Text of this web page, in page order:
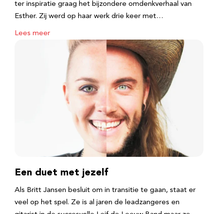
ter inspiratie graag het bijzondere omdenkverhaal van
Esther. Zij werd op haar werk drie keer met…
Lees meer
Een duet met jezelf
Als Britt Jansen besluit om in transitie te gaan, staat er
veel op het spel. Ze is al jaren de leadzangeres en